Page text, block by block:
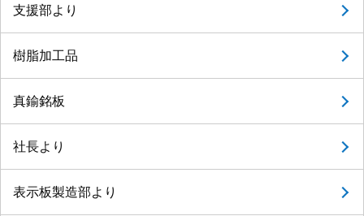
支援部より
樹脂加工品
真鍮銘板
社長より
表示板製造部より